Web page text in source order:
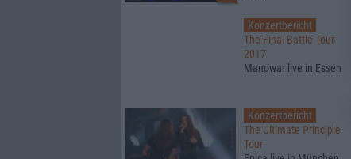
Konzertbericht
The Final Battle Tour
2017
Manowar live in Essen
Konzertbericht
The Ultimate Principle
Tour